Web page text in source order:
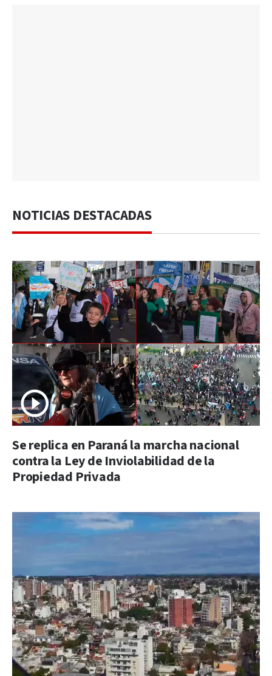
NOTICIAS DESTACADAS
Se replica en Paraná la marcha nacional
contra la Ley de Inviolabilidad de la
Propiedad Privada